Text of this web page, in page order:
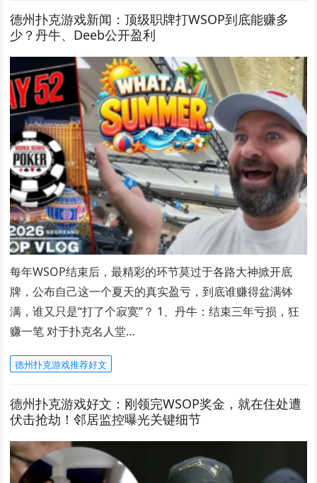
德州扑克游戏新闻：顶级职牌打WSOP到底能赚多
少？丹牛、Deeb公开盈利
每年WSOP结束后，最精彩的环节莫过于各路大神掀开底
牌，公布自己这一个夏天的真实盈亏，到底谁赚得盆满钵
满，谁又只是“打了个寂寞”？ 1、丹牛：结束三年亏损，狂
赚一笔 对于扑克名人堂…
德州扑克游戏推荐好文
德州扑克游戏好文：刚领完WSOP奖金，就在住处遭
伏击抢劫！邻居监控曝光关键细节